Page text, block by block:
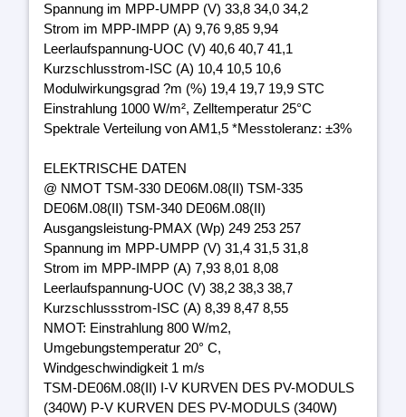
Spannung im MPP-UMPP (V) 33,8 34,0 34,2
Strom im MPP-IMPP (A) 9,76 9,85 9,94
Leerlaufspannung-UOC (V) 40,6 40,7 41,1
Kurzschlusstrom-ISC (A) 10,4 10,5 10,6
Modulwirkungsgrad ?m (%) 19,4 19,7 19,9 STC
Einstrahlung 1000 W/m², Zelltemperatur 25°C
Spektrale Verteilung von AM1,5 *Messtoleranz: ±3%
ELEKTRISCHE DATEN
@ NMOT TSM-330 DE06M.08(II) TSM-335
DE06M.08(II) TSM-340 DE06M.08(II)
Ausgangsleistung-PMAX (Wp) 249 253 257
Spannung im MPP-UMPP (V) 31,4 31,5 31,8
Strom im MPP-IMPP (A) 7,93 8,01 8,08
Leerlaufspannung-UOC (V) 38,2 38,3 38,7
Kurzschlussstrom-ISC (A) 8,39 8,47 8,55
NMOT: Einstrahlung 800 W/m2,
Umgebungstemperatur 20° C,
Windgeschwindigkeit 1 m/s
TSM-DE06M.08(II) I-V KURVEN DES PV-MODULS
(340W) P-V KURVEN DES PV-MODULS (340W)